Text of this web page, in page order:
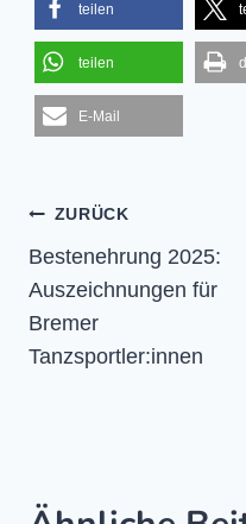
teilen
teilen
E-Mail
ZURÜCK
Bestenehrung 2025:
Auszeichnungen für
Bremer
Tanzsportler:innen